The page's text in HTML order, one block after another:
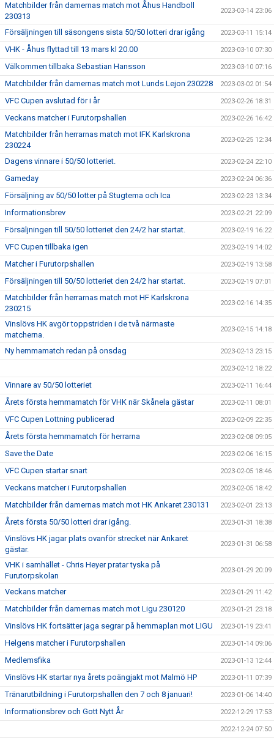
Matchbilder från damernas match mot Åhus Handboll
230313
2023-03-14 23:06
Försäljningen till säsongens sista 50/50 lotteri drar igång 2023-03-11 15:14
VHK - Åhus flyttad till 13 mars kl 20.00 2023-03-10 07:30
Välkommen tillbaka Sebastian Hansson 2023-03-10 07:16
Matchbilder från damernas match mot Lunds Lejon 230228 2023-03-02 01:54
VFC Cupen avslutad för i år 2023-02-26 18:31
Veckans matcher i Furutorpshallen 2023-02-26 16:42
Matchbilder från herrarnas match mot IFK Karlskrona
230224
2023-02-25 12:34
Dagens vinnare i 50/50 lotteriet. 2023-02-24 22:10
Gameday 2023-02-24 06:36
Försäljning av 50/50 lotter på Stugtema och Ica 2023-02-23 13:34
Informationsbrev 2023-02-21 22:09
Försäljningen till 50/50 lotteriet den 24/2 har startat. 2023-02-19 16:22
VFC Cupen tillbaka igen 2023-02-19 14:02
Matcher i Furutorpshallen 2023-02-19 13:58
Försäljningen till 50/50 lotteriet den 24/2 har startat. 2023-02-19 07:01
Matchbilder från herrarnas match mot HF Karlskrona
230215
2023-02-16 14:35
Vinslövs HK avgör toppstriden i de två närmaste
matcherna.
2023-02-15 14:18
Ny hemmamatch redan på onsdag 2023-02-13 23:15
2023-02-12 18:22
Vinnare av 50/50 lotteriet 2023-02-11 16:44
Årets första hemmamatch för VHK när Skånela gästar 2023-02-11 08:01
VFC Cupen Lottning publicerad 2023-02-09 22:35
Årets första hemmamatch för herrarna 2023-02-08 09:05
Save the Date 2023-02-06 16:15
VFC Cupen startar snart 2023-02-05 18:46
Veckans matcher i Furutorpshallen 2023-02-05 18:42
Matchbilder från damernas match mot HK Ankaret 230131 2023-02-01 23:13
Årets första 50/50 lotteri drar igång. 2023-01-31 18:38
Vinslövs HK jagar plats ovanför strecket när Ankaret
gästar.
2023-01-31 06:58
VHK i samhället - Chris Heyer pratar tyska på
Furutorpskolan
2023-01-29 20:09
Veckans matcher 2023-01-29 11:42
Matchbilder från damernas match mot Ligu 230120 2023-01-21 23:18
Vinslövs HK fortsätter jaga segrar på hemmaplan mot LIGU 2023-01-19 23:41
Helgens matcher i Furutorpshallen 2023-01-14 09:06
Medlemsfika 2023-01-13 12:44
Vinslövs HK startar nya årets poängjakt mot Malmö HP 2023-01-11 07:39
Tränarutbildning i Furutorpshallen den 7 och 8 januari! 2023-01-06 14:40
Informationsbrev och Gott Nytt År 2022-12-29 17:53
2022-12-24 07:50